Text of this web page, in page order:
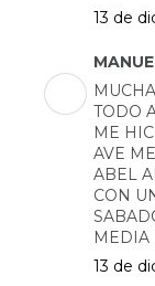
13 de
TODO
ME
AVE
ABEL
CON
MEDIA
13 de